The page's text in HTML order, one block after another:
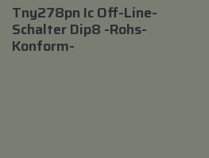
Tny278pn Ic Off-Line-
Schalter Dip8 -rohs-
Konform-